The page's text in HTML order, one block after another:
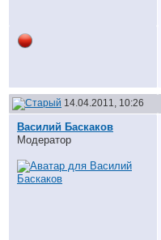
14.04.2011, 10:26
Василий Баскаков
Модератор